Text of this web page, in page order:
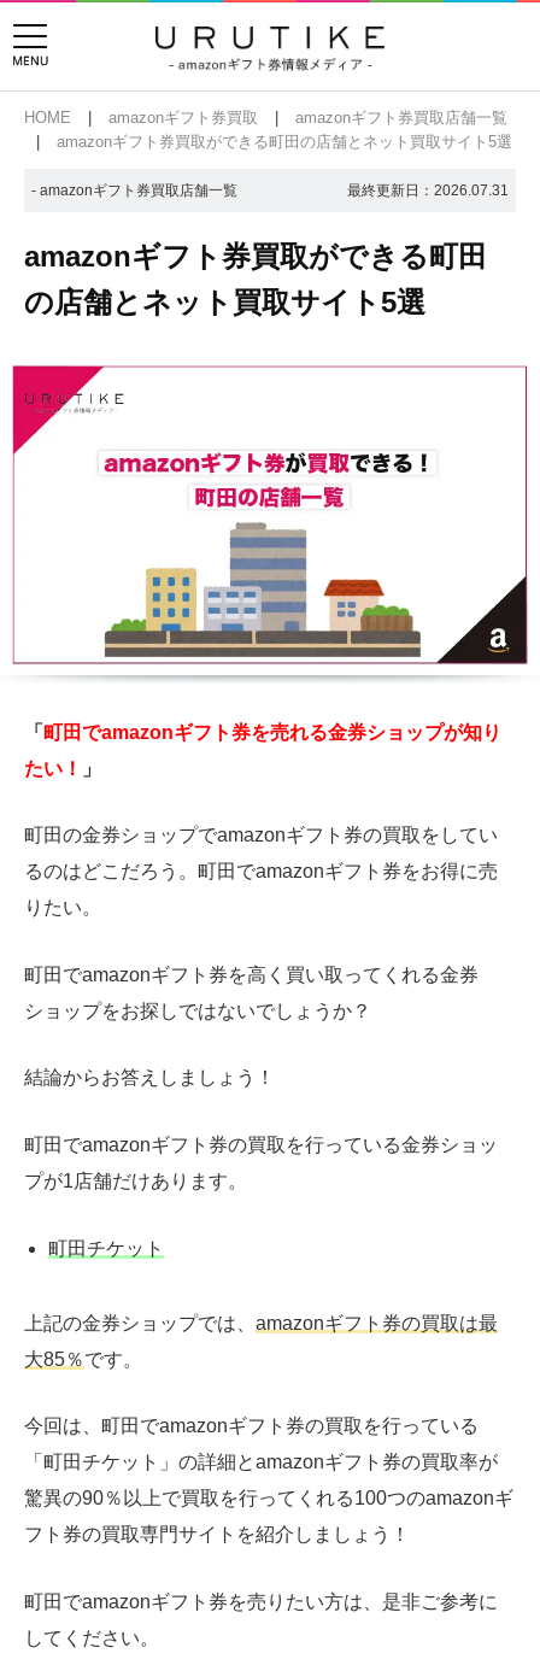
HOME amazonギフト券買取
amazonギフト券買取店舗一覧
amazonギフト券買取ができる町田の店舗とネット買取サイト5選
- amazonギフト券買取店舗一覧 最終更新日： 2026.07.31
amazonギフト券買取ができる町田
の店舗とネット買取サイト5選
「 町田でamazonギフト券を売れる金券ショップが知り
たい！
」
町田の金券ショップでamazonギフト券の買取をしてい
るのはどこだろう。町田でamazonギフト券をお得に売
りたい。
町田でamazonギフト券を高く買い取ってくれる金券
ショップをお探しではないでしょうか？
結論からお答えしましょう！
町田でamazonギフト券の買取を行っている金券ショッ
プが1店舗だけあります。
町田チケット
上記の金券ショップでは、 amazonギフト券の買取は最
大85％です。
今回は、町田でamazonギフト券の買取を行っている
「町田チケット」の詳細とamazonギフト券の買取率が
驚異の90％以上で買取を行ってくれる100つのamazonギ
フト券の買取専門サイトを紹介しましょう！
町田でamazonギフト券を売りたい方は、是非ご参考に
してください。